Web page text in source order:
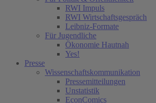
RWI Impuls
RWI Wirtschaftsgespräch
Leibniz-Formate
Für Jugendliche
Ökonomie Hautnah
Yes!
Presse
Wissenschaftskommunikation
Pressemitteilungen
Unstatistik
EconComics